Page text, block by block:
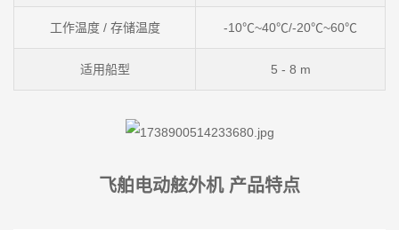
工作温度 / 存储温度 -10℃~40℃/-20℃~60℃
适用船型 5 - 8 m
飞舶电动舷外机 产品特点